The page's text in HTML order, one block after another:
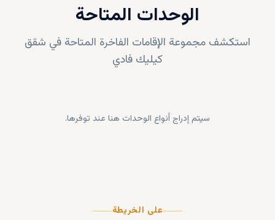
الوحدات المتاحة
استكشف مجموعة الإقامات الفاخرة المتاحة في شقق
كيليك فادي
سيتم إدراج أنواع الوحدات هنا عند توفرها.
على الخريطة